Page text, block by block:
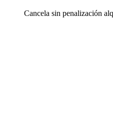
Cancela sin penalización